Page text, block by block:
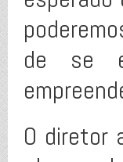
de se
O diretor